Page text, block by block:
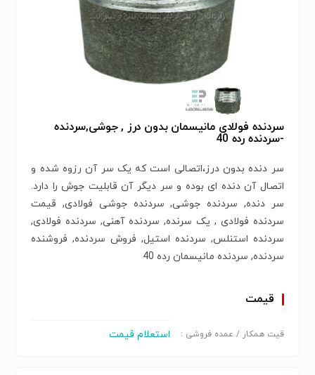
سردنده فولادی مانیسمان بدون درز , جوشی,سردنده
-سردنده رده 40
سر دنده بدون درز،اتصالی است که یک سر آن رزوه شده و
اتصال آن دنده ای بوده و سر دیگر آن قابلیت جوش را دارد.
سر دنده, سردنده جوشی, سردنده جوشی فولادی, قیمت
سردنده فولادی , یک سرنده, سردنده آهنی, سردنده فولادی,
سردنده استنلس, سردنده استیل, فروش سردنده, فروشنده
سردنده, سردنده مانیسمان رده 40
قیمت
قیت همکار / عمده فروشی : استعلام قیمت